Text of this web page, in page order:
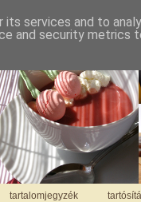
tartalomjegyzék
services and to
and security metrics